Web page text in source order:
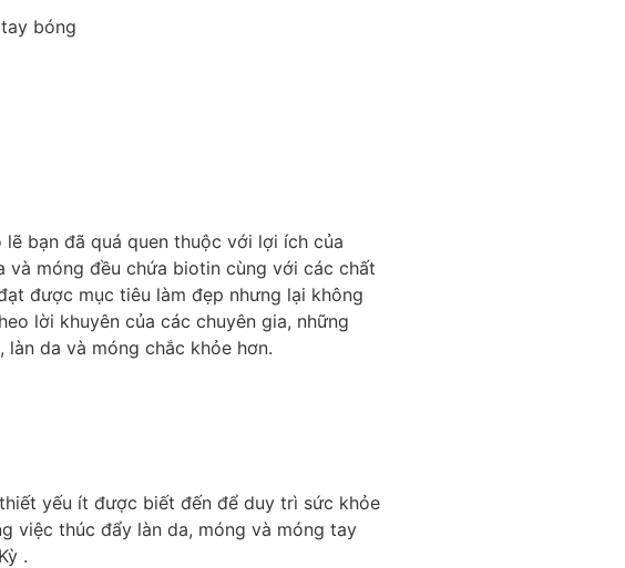
bạn đã quá quen thuộc với lợi ích của
móng đều chứa biotin cùng với các chất
được mục tiêu làm đẹp nhưng lại không
lời khuyên của các chuyên gia, những
da và móng chắc khỏe hơn.
yếu ít được biết đến để duy trì sức khỏe
việc thúc đẩy làn da, móng và móng tay
.